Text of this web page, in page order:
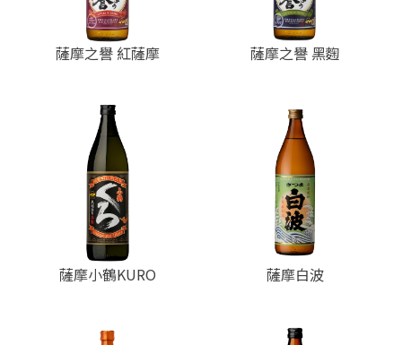
薩摩之譽 紅薩摩 薩摩之譽 黑麴
薩摩小鶴KURO 薩摩白波